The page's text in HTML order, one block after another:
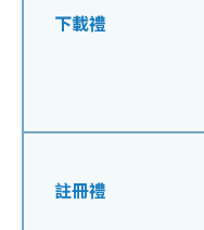
下載禮
註冊禮